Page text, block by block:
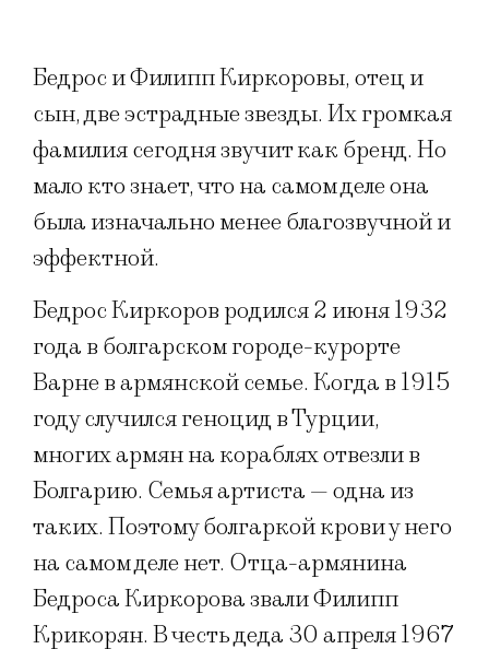
Бедрос и Филипп Киркоровы, отец и
сын, две эстрадные звезды. Их громкая
фамилия сегодня звучит как бренд. Но
мало кто знает, что на самом деле она
была изначально менее благозвучной и
эффектной.
Бедрос Киркоров родился 2 июня 1932
года в болгарском городе-курорте
Варне в армянской семье. Когда в 1915
году случился геноцид в Турции,
многих армян на кораблях отвезли в
Болгарию. Семья артиста — одна из
таких. Поэтому болгаркой крови у него
на самом деле нет. Отца-армянина
Бедроса Киркорова звали Филипп
Крикорян. В честь деда 30 апреля 1967